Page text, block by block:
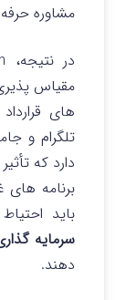
مشاوره
مقیاس
های
دارد که
برنامه های
باید
سرمایه
دهند.